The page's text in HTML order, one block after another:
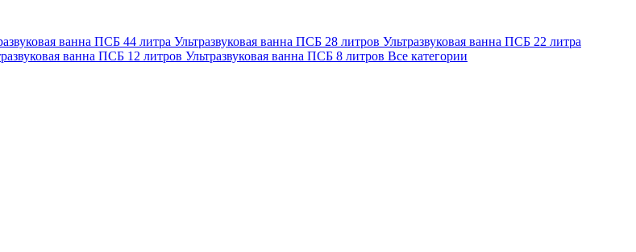
ванна ПСБ 44 литра Ультразвуковая ванна ПСБ 28 литров Ультразвуковая ванна ПСБ 22 литра
ванна ПСБ 12 литров Ультразвуковая ванна ПСБ 8 литров Все категории